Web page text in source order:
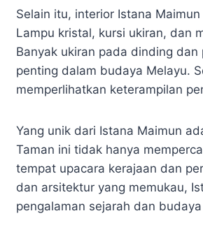
Selain itu, interior Istana
Lampu kristal, kursi ukiran, dan
Banyak ukiran pada dinding
penting dalam budaya Melayu.
memperlihatkan keterampilan
Yang unik dari Istana Maimun
Taman ini tidak hanya
tempat upacara kerajaan dan
dan arsitektur yang memukau,
pengalaman sejarah dan